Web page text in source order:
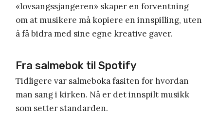
«lovsangssjangeren» skaper en forventning
om at musikere må kopiere en innspilling, uten
å få bidra med sine egne kreative gaver.
Fra salmebok til Spotify
Tidligere var salmeboka fasiten for hvordan
man sang i kirken. Nå er det innspilt musikk
som setter standarden.